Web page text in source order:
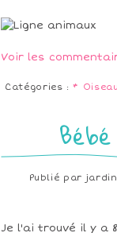
Voir les
Catégories :*
Publié par
Je l'ai trouvé il y a